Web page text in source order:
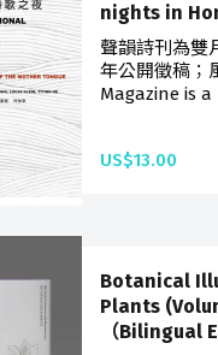
nights in
聲韻詩刊為雙
年公開徵稿；
Magazine is
US$13.00
Botanical
Plants
（Bilingual